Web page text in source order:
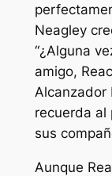
Neagley
“¿Alguna
amigo,
Alcanzador
recuerda al
sus
Aunque